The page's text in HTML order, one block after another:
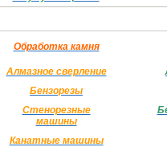
Обработка камня
Алмазное сверление
Бензорезы
Стенорезные
машины
Канатные машины